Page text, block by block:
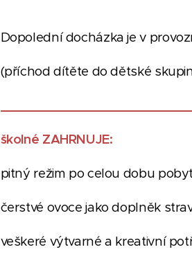
Dopolední docházka je v
(příchod dítěte do dětské
školné ZAHRNUJE:
pitný režim po celou dobu
čerstvé ovoce jako doplněk
veškeré výtvarné a kreativní